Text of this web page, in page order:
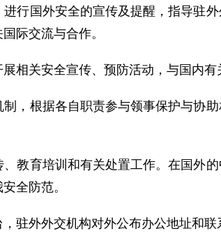
行国外安全的宣传及提醒，指导驻
际交流与合作。
相关安全宣传、预防活动，与国内有
，根据各自职责参与领事保护与协
教育培训和有关处置工作。在国外
全防范。
外外交机构对外公布办公地址和联